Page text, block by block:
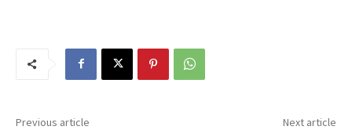
Previous article Next article